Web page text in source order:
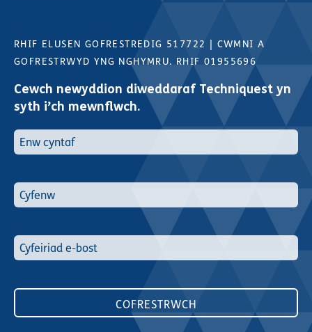
RHIF ELUSEN GOFRESTREDIG 517722
CWMNI A
GOFRESTRWYD YNG NGHYMRU. RHIF 01955696
Cewch newyddion diweddaraf Techniquest yn
syth i’ch mewnflwch.